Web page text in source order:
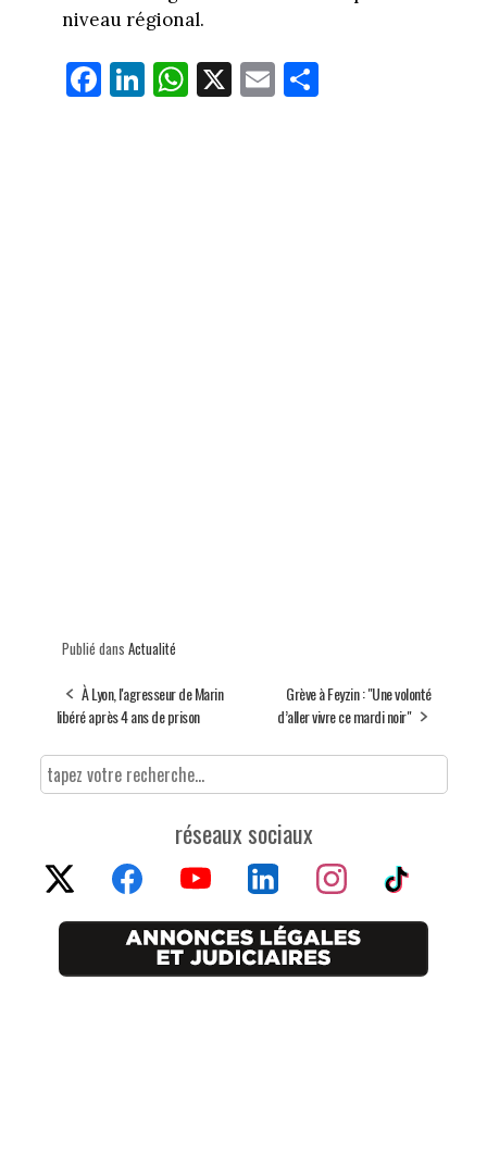
niveau régional.
Fa
ce
Li
nk
W
ha
X E
m
Pa
Publié dans Actualité
À Lyon, l'agresseur de Marin
libéré après 4 ans de prison
Grève à Feyzin : "Une volonté
d’aller vivre ce mardi noir"
réseaux sociaux